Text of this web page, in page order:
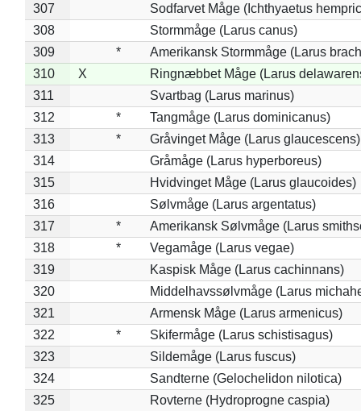
307
Sodfarvet Måge (Ichthyaetus
308
Stormmåge (Larus canus)
309
*
Amerikansk Stormmåge (Larus
310
X
Ringnæbbet Måge (Larus
311
Svartbag (Larus marinus)
312
*
Tangmåge (Larus dominicanus)
313
*
Gråvinget Måge (Larus glaucescens)
314
Gråmåge (Larus hyperboreus)
315
Hvidvinget Måge (Larus glaucoides)
316
Sølvmåge (Larus argentatus)
317
*
Amerikansk Sølvmåge (Larus
318
*
Vegamåge (Larus vegae)
319
Kaspisk Måge (Larus cachinnans)
320
Middelhavssølvmåge (Larus
321
Armensk Måge (Larus armenicus)
322
*
Skifermåge (Larus schistisagus)
323
Sildemåge (Larus fuscus)
324
Sandterne (Gelochelidon nilotica)
325
Rovterne (Hydroprogne caspia)